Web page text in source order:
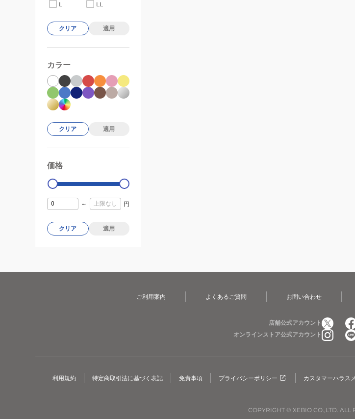
L
LL
クリア 適用
カラー
クリア 適用
価格
0
～ 円
クリア 適用
ご利用案内 よくあるご質問 お問い合わせ
店舗公式アカウント
オンラインストア公式アカウント
利用規約 特定商取引法に基づく表記 免責事項 プライバシーポリシー カスタマーハラス
COPYRIGHT © XEBIO CO.,LTD. ALL